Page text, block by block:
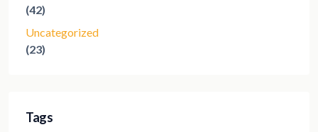
(42)
Uncategorized
(23)
Tags